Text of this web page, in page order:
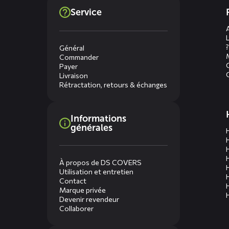
Service
Général
Commander
Payer
Livraison
Rétractation, retours & échanges
Informations
générales
À propos de DS COVERS
Utilisation et entretien
Contact
Marque privée
Devenir revendeur
Collaborer
?